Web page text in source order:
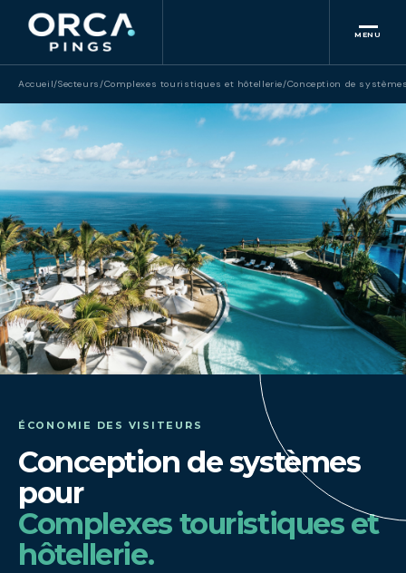
MENU
Accueil/Secteurs/Complexes touristiques et hôtellerie/Conception de
ÉCONOMIE DES VISITEURS
Conception de systèmes
pour
Complexes touristiques et
hôtellerie.